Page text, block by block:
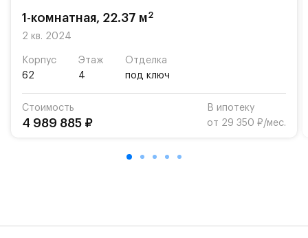
«Жуковка».
парковки.
Территория квартала приватная, въезд
осуществляется по пропускам.#yan19-2r1439611#
1-комнатная, 22.37 м2
2 кв. 2024
Корпус
62
Этаж
4
Отделка
под ключ
Стоимость
4 989 885 ₽
В ипотеку
от 29 350 ₽/мес.